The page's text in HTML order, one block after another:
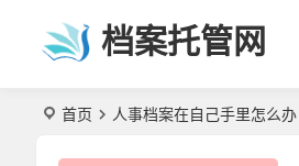
档案托管网
首页 人事档案在自己手里怎么办